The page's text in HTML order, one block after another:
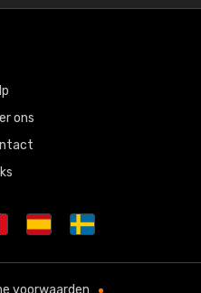
ons
voorwaarden